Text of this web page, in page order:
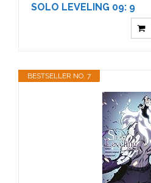
SOLO LEVELING 09: 9
BESTSELLER NO. 7